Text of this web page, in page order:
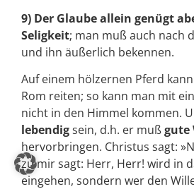
9) Der Glaube allein genügt
Seligkeit; man muß auch nach
und ihn äußerlich bekennen.
Auf einem hölzernen Pferd
Rom reiten; so kann man mit
nicht in den Himmel kommen.
lebendigsein, d.h. er mußgute
hervorbringen. Christus sagt:
zu mir sagt: Herr, Herr! wird in
eingehen, sondern wer den